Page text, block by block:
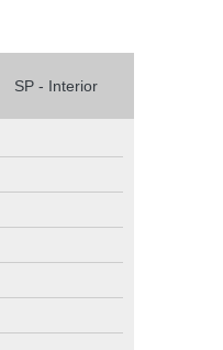
SP - Interior